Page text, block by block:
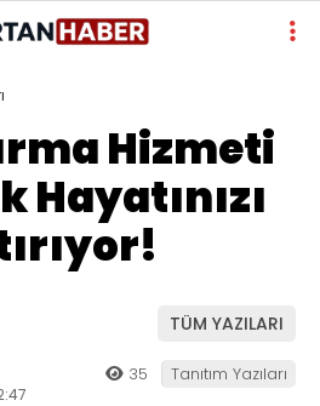
Hizmeti
Hayatınızı
TÜM YAZILARI
35 Tanıtım Yazıları